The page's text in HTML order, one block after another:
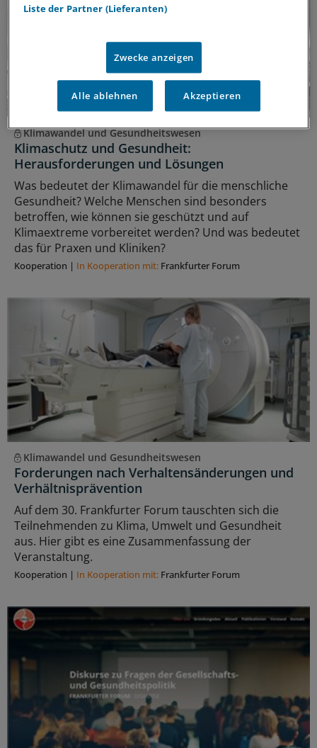
Klimawandel und Gesundheitswesen
Klimaschutz und Gesundheit:
Herausforderungen und Lösungen
Was bedeutet der Klimawandel für die menschliche
Gesundheit? Welche Menschen sind besonders
betroffen, wie können sie geschützt und auf
Klimaextreme vorbereitet werden? Und was bedeutet
das für Praxen und Kliniken?
Kooperation | In Kooperation mit: Frankfurter Forum
Klimawandel und Gesundheitswesen
Forderungen nach Verhaltensänderungen und
Verhältnisprävention
Auf dem 30. Frankfurter Forum tauschten sich die
Teilnehmenden zu Klima, Umwelt und Gesundheit
aus. Hier gibt es eine Zusammenfassung der
Veranstaltung.
Kooperation | In Kooperation mit: Frankfurter Forum
Liste der Partner (Lieferanten)
Zwecke anzeigen
Alle ablehnen Akzeptieren